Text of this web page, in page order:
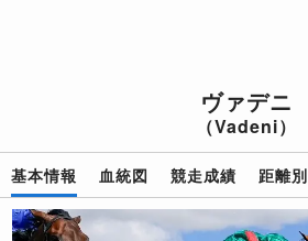
ヴァデニ
（Vadeni）
基本情報 血統図 競走成績 距離別